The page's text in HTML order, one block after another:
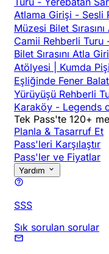
Atlama Girişi - Sesli
Müzesi Bilet
Camii Rehberli Turu
Bilet Sırasını Atla
Atölyesi | Kumda
Eşliğinde Fener
Yürüyüşü Rehberli
Karaköy - Legends
Tek Pass'te 120+
Planla & Tasarruf Et
Pass'leri Karşılaştır
Pass'ler ve Fiyatlar
Yardım
SSS
Sık sorulan sorular